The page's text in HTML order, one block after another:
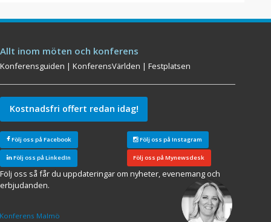
Allt inom möten och konferens
Konferensguiden |KonferensVärlden |Festplatsen
Kostnadsfri offert redan idag!
Följ oss på Facebook Följ oss på Instagram
Följ oss på LinkedIn Följ oss på Mynewsdesk
Följ oss så får du uppdateringar om nyheter, evenemang och
erbjudanden.
Konferens Malmö